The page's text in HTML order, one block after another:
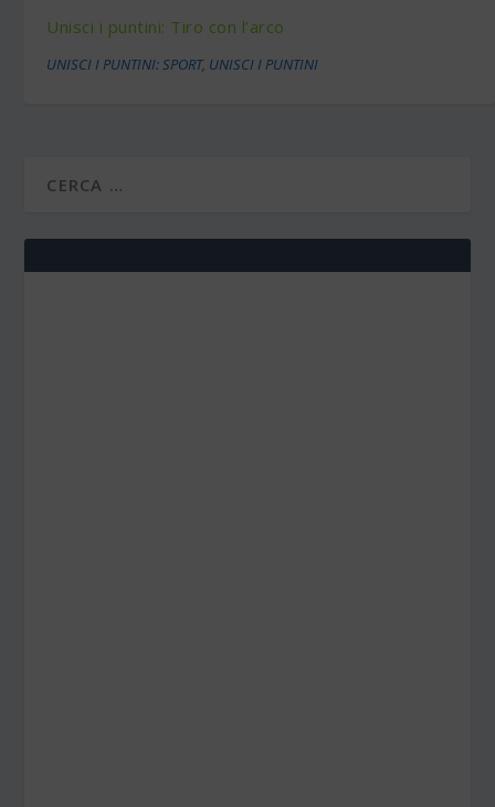
Unisci i puntini: Tiro con l’arco
UNISCI I PUNTINI: SPORT, UNISCI I PUNTINI